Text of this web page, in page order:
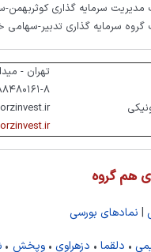
سرمايه گذاري
سرمايه گذاري تدبير-
تهران -
هم گروه
| نمادهای بورسی
• دلقما • دزهراوی •وپخش •